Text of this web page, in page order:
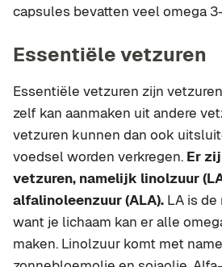
capsules bevatten veel omega
Essentiële vetzuren
Essentiële vetzuren zijn
zelf kan aanmaken uit andere
vetzuren kunnen dan ook
voedsel worden verkregen. Er
vetzuren, namelijk linolzuur
alfalinoleenzuur (ALA). LA is
want je lichaam kan er alle
maken. Linolzuur komt met